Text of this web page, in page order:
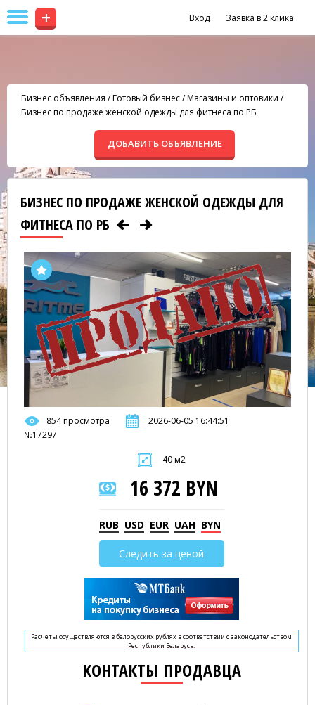
+ Вход Заявка в 2 клика
Бизнес объявления /Готовый бизнес/Магазины и оптовики /
Бизнес по продаже женской одежды для фитнеса по РБ
ДОБАВИТЬ ОБЪЯВЛЕНИЕ
БИЗНЕС ПО ПРОДАЖЕ ЖЕНСКОЙ ОДЕЖДЫ ДЛЯ
ФИТНЕСА ПО РБ
854 просмотра
2026-06-05 16:44:51
№17297
40 м2
16 372 BYN
RUB USD EUR UAH BYN
Следить за ценой
Расчеты осуществляются в белорусских рублях в соответствии с законодательством
Республики Беларусь.
КОНТАКТЫ ПРОДАВЦА